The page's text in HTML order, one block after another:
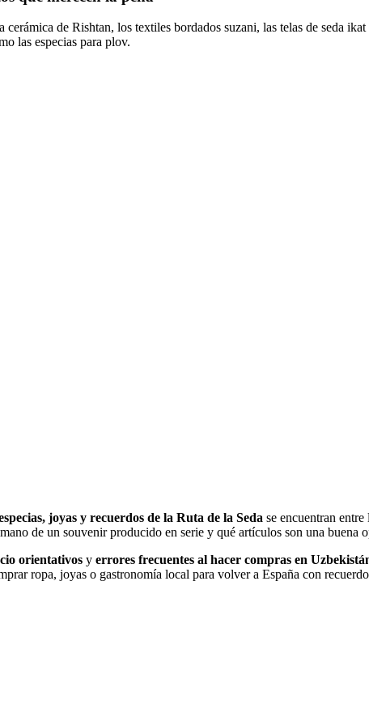
de Rishtan, los textiles bordados suzani, las telas de seda
las especias para plov.
joyas y recuerdos de la Ruta de la Seda se encuentran
de un souvenir producido en serie y qué artículos son una buena
orientativos y errores frecuentes al hacer compras en
ropa, joyas o gastronomía local para volver a España con